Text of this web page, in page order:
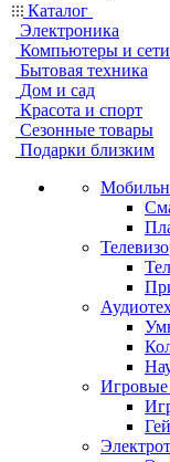
Каталог
Электроника
Компьютеры и сети
Бытовая техника
Дом и сад
Красота и спорт
Сезонные товары
Подарки близким
Игровые